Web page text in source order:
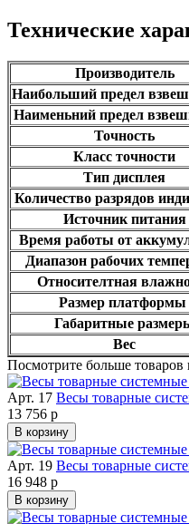
Технические
Производитель
Наибольший предел
Наименьний предел
Точность
Класс точности
Тип дисплея
Количество разрядов
Источник питания
Время работы от
Диапазон рабочих
Относителтная
Размер платформы
Габаритные
Вес
Посмотрите больше товаров
Арт. 17 Весы товарные
13 756 р
В корзину
Арт. 19 Весы товарные
16 948 р
В корзину